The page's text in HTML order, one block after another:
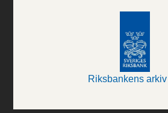
Riksbankens arkiv